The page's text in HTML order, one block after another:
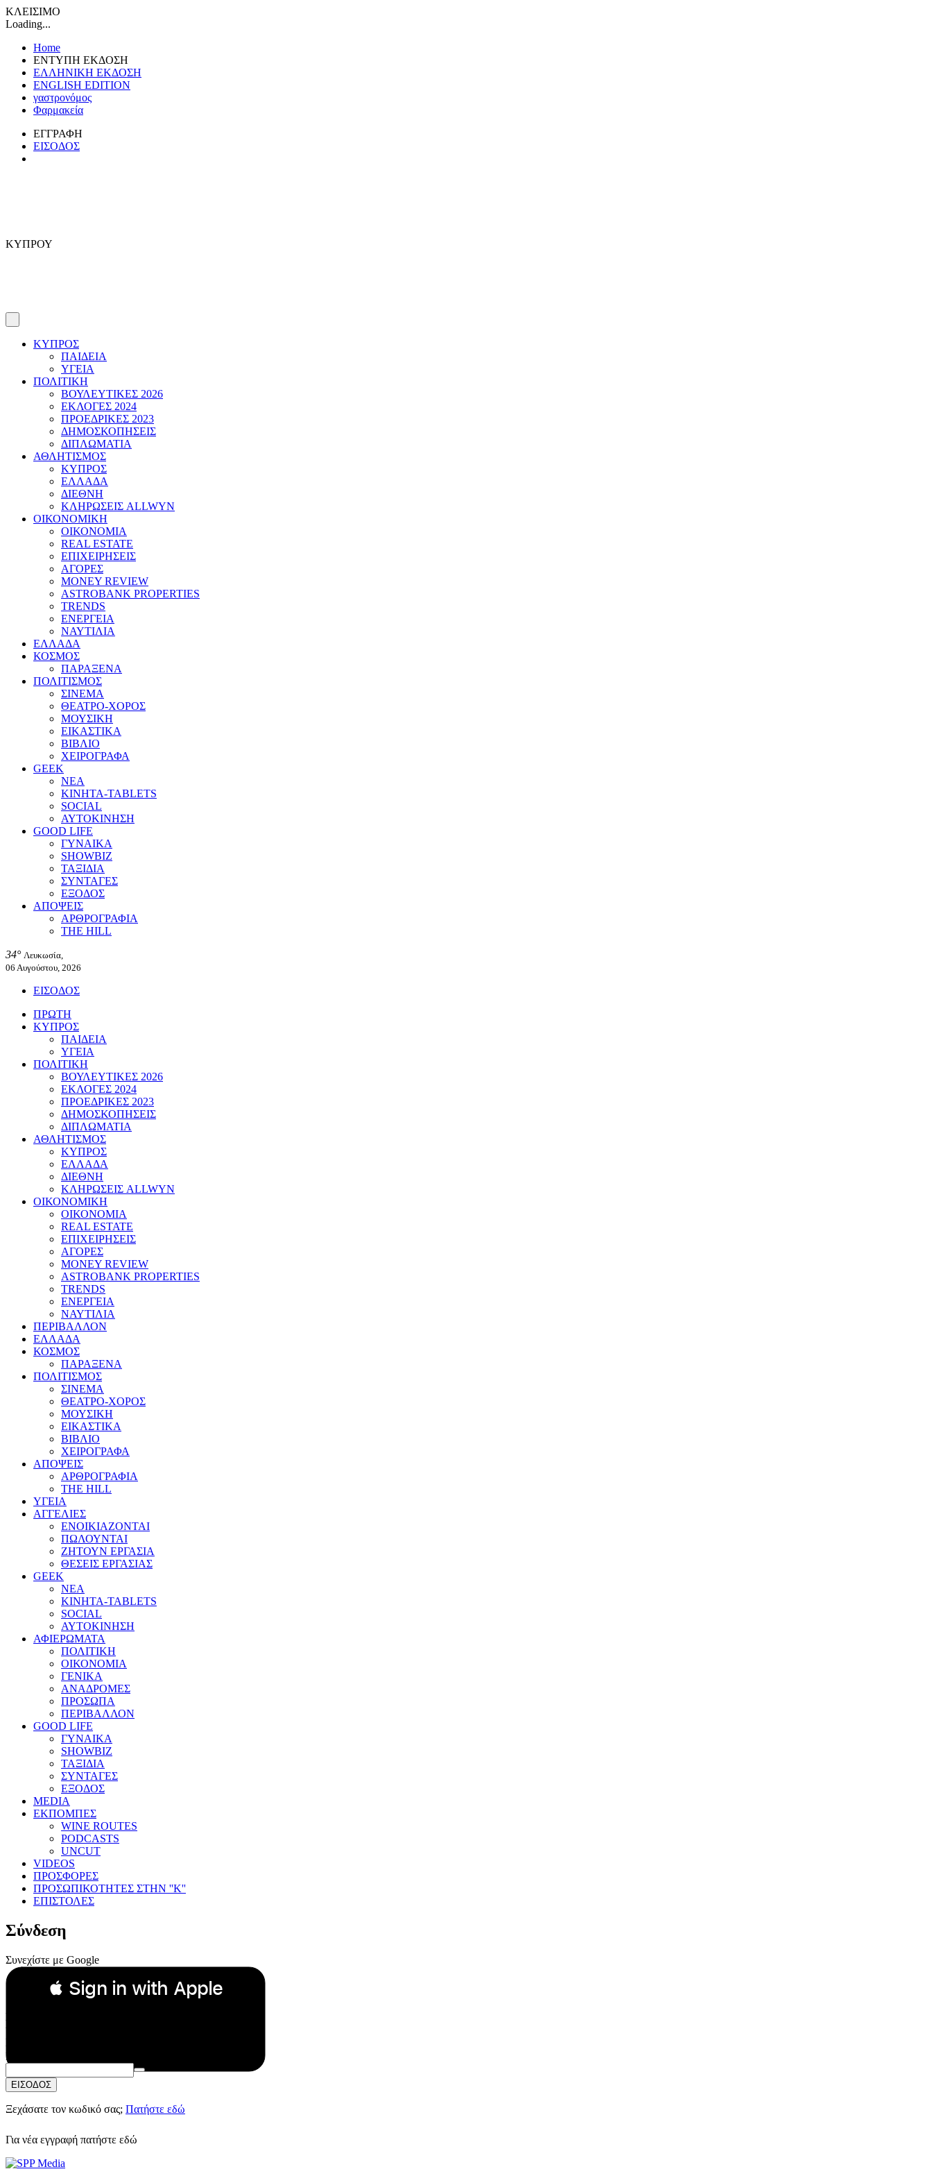
ΚΛΕΙΣΙΜΟ
Loading...
Home
ΕΝΤΥΠΗ ΕΚΔΟΣΗ
ΕΛΛΗΝΙΚΗ ΕΚΔΟΣΗ
ENGLISH EDITION
γαστρονόμος
Φαρμακεία
ΕΓΓΡΑΦΗ
ΕΙΣΟΔΟΣ
ΚΥΠΡΟΥ
ΚΥΠΡΟΣ
ΠΑΙΔΕΙΑ
ΥΓΕΙΑ
ΠΟΛΙΤΙΚΗ
ΒΟΥΛΕΥΤΙΚΕΣ 2026
ΕΚΛΟΓΕΣ 2024
ΠΡΟΕΔΡΙΚΕΣ 2023
ΔΗΜΟΣΚΟΠΗΣΕΙΣ
ΔΙΠΛΩΜΑΤΙΑ
ΑΘΛΗΤΙΣΜΟΣ
ΚΥΠΡΟΣ
ΕΛΛΑΔΑ
ΔΙΕΘΝΗ
ΚΛΗΡΩΣΕΙΣ ALLWYN
ΟΙΚΟΝΟΜΙΚΗ
ΟΙΚΟΝΟΜΙΑ
REAL ESTATE
ΕΠΙΧΕΙΡΗΣΕΙΣ
ΑΓΟΡΕΣ
MONEY REVIEW
ASTROBANK PROPERTIES
TRENDS
ΕΝΕΡΓΕΙΑ
ΝΑΥΤΙΛΙΑ
ΕΛΛΑΔΑ
ΚΟΣΜΟΣ
ΠΑΡΑΞΕΝΑ
ΠΟΛΙΤΙΣΜΟΣ
ΣΙΝΕΜΑ
ΘΕΑΤΡΟ-ΧΟΡΟΣ
ΜΟΥΣΙΚΗ
ΕΙΚΑΣΤΙΚΑ
ΒΙΒΛΙΟ
ΧΕΙΡΟΓΡΑΦΑ
GEEK
ΝΕΑ
ΚΙΝΗΤΑ-TABLETS
SOCIAL
ΑΥΤΟΚΙΝΗΣΗ
GOOD LIFE
ΓΥΝΑΙΚΑ
SHOWBIZ
ΤΑΞΙΔΙΑ
ΣΥΝΤΑΓΕΣ
ΕΞΟΔΟΣ
ΑΠΟΨΕΙΣ
ΑΡΘΡΟΓΡΑΦΙΑ
THE HILL
34° Λευκωσία,
06 Αυγούστου, 2026
ΕΙΣΟΔΟΣ
ΠΡΩΤΗ
ΚΥΠΡΟΣ
ΠΑΙΔΕΙΑ
ΥΓΕΙΑ
ΠΟΛΙΤΙΚΗ
ΒΟΥΛΕΥΤΙΚΕΣ 2026
ΕΚΛΟΓΕΣ 2024
ΠΡΟΕΔΡΙΚΕΣ 2023
ΔΗΜΟΣΚΟΠΗΣΕΙΣ
ΔΙΠΛΩΜΑΤΙΑ
ΑΘΛΗΤΙΣΜΟΣ
ΚΥΠΡΟΣ
ΕΛΛΑΔΑ
ΔΙΕΘΝΗ
ΚΛΗΡΩΣΕΙΣ ALLWYN
ΟΙΚΟΝΟΜΙΚΗ
ΟΙΚΟΝΟΜΙΑ
REAL ESTATE
ΕΠΙΧΕΙΡΗΣΕΙΣ
ΑΓΟΡΕΣ
MONEY REVIEW
ASTROBANK PROPERTIES
TRENDS
ΕΝΕΡΓΕΙΑ
ΝΑΥΤΙΛΙΑ
ΠΕΡΙΒΑΛΛΟΝ
ΕΛΛΑΔΑ
ΚΟΣΜΟΣ
ΠΑΡΑΞΕΝΑ
ΠΟΛΙΤΙΣΜΟΣ
ΣΙΝΕΜΑ
ΘΕΑΤΡΟ-ΧΟΡΟΣ
ΜΟΥΣΙΚΗ
ΕΙΚΑΣΤΙΚΑ
ΒΙΒΛΙΟ
ΧΕΙΡΟΓΡΑΦΑ
ΑΠΟΨΕΙΣ
ΑΡΘΡΟΓΡΑΦΙΑ
THE HILL
ΥΓΕΙΑ
ΑΓΓΕΛΙΕΣ
ΕΝΟΙΚΙΑΖΟΝΤΑΙ
ΠΩΛΟΥΝΤΑΙ
ΖΗΤΟΥΝ ΕΡΓΑΣΙΑ
ΘΕΣΕΙΣ ΕΡΓΑΣΙΑΣ
GEEK
ΝΕΑ
ΚΙΝΗΤΑ-TABLETS
SOCIAL
ΑΥΤΟΚΙΝΗΣΗ
ΑΦΙΕΡΩΜΑΤΑ
ΠΟΛΙΤΙΚΗ
ΟΙΚΟΝΟΜΙΑ
ΓΕΝΙΚΑ
ΑΝΑΔΡΟΜΕΣ
ΠΡΟΣΩΠΑ
ΠΕΡΙΒΑΛΛΟΝ
GOOD LIFE
ΓΥΝΑΙΚΑ
SHOWBIZ
ΤΑΞΙΔΙΑ
ΣΥΝΤΑΓΕΣ
ΕΞΟΔΟΣ
MEDIA
ΕΚΠΟΜΠΕΣ
WINE ROUTES
PODCASTS
UNCUT
VIDEOS
ΠΡΟΣΦΟΡΕΣ
ΠΡΟΣΩΠΙΚΟΤΗΤΕΣ ΣΤΗΝ ''Κ''
ΕΠΙΣΤΟΛΕΣ
Σύνδεση
Συνεχίστε με Google
 Sign in with Apple
Συνεχίστε με Apple
ή
Email:
Κωδικός Πρόσβασης:
ΕΙΣΟΔΟΣ
Ξεχάσατε τον κωδικό σας; Πατήστε εδώ
Για νέα εγγραφή πατήστε εδώ